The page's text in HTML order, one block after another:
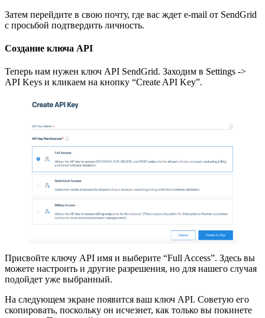
Затем перейдите в свою почту, где вас ждет e-mail от SendGrid
с просьбой подтвердить личность.
Создание ключа API
Теперь нам нужен ключ API SendGrid. Заходим в Settings ->
API Keys и кликаем на кнопку “Create API Key”.
Присвойте ключу API имя и выберите “Full Access”. Здесь вы
можете настроить и другие разрешения, но для нашего случая
подойдет уже выбранный.
На следующем экране появится ваш ключ API. Советую его
скопировать, поскольку он исчезнет, как только вы покинете